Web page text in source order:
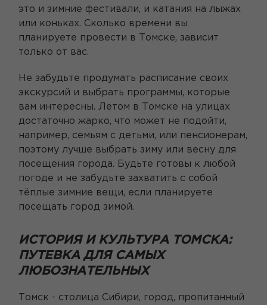
это и зимние фестивали, и катания на лыжах
или коньках. Сколько времени вы
планируете провести в Томске, зависит
только от вас.
Не забудьте продумать расписание своих
экскурсий и выбрать программы, которые
вам интересны. Летом в Томске на улицах
достаточно жарко, что может не подойти,
например, семьям с детьми, или пенсионерам,
поэтому лучше выбрать зиму или весну для
посещения города. Будьте готовы к любой
погоде и не забудьте захватить с собой
тёплые зимние вещи, если планируете
посещать город зимой.
ИСТОРИЯ И КУЛЬТУРА ТОМСКА:
ПУТЕВКА ДЛЯ САМЫХ
ЛЮБОЗНАТЕЛЬНЫХ
Томск - столица Сибири, город, пропитанный